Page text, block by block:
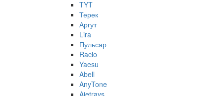
TYT
Терек
Аргут
Lira
Пульсар
Racio
Yaesu
Abell
AnyTone
Ajetrays